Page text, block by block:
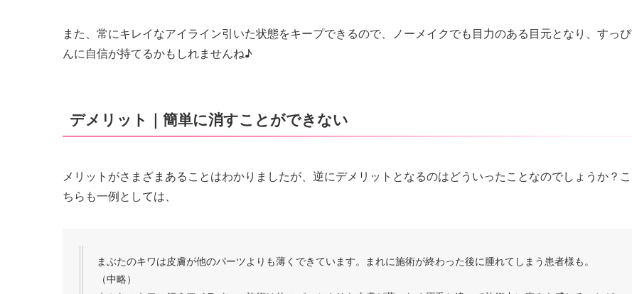
また、常にキレイなアイライン引いた状態をキープできるので、ノーメイクでも目力のある目元となり、すっぴ
んに自信が持てるかもしれませんね♪
デメリット｜簡単に消すことができない
メリットがさまざまあることはわかりましたが、逆にデメリットとなるのはどういったことなのでしょうか？こ
ちらも一例としては、
まぶたのキワは皮膚が他のパーツよりも薄くできています。まれに施術が終わった後に腫れてしまう患者様も。
（中略）